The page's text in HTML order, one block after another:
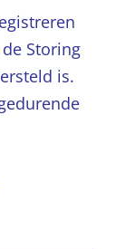
Storing
is.